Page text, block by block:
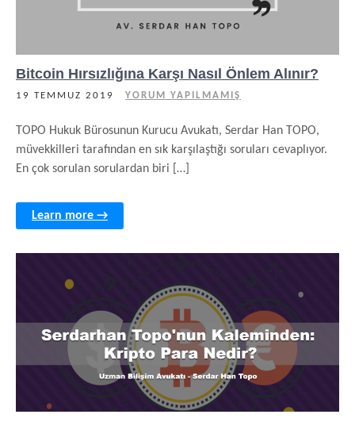
Bitcoin Hırsızlığına Karşı Nasıl Önlem Alınır?
19 TEMMUZ 2019 YORUM YAPILMAMIŞ
TOPO Hukuk Bürosunun Kurucu Avukatı, Serdar Han TOPO,
müvekkilleri tarafından en sık karşılaştığı soruları cevaplıyor.
En çok sorulan sorulardan biri […]
Learn more →